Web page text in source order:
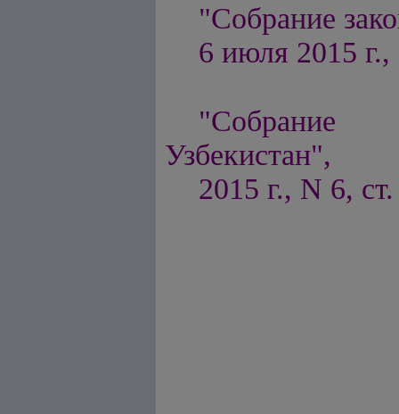
"Собрание
6 июля 2015 г.,
"Собрание
Узбекистан",
2015 г., N 6,